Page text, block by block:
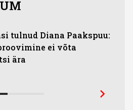
tulnud Diana Paakspuu:
ei võta
ära